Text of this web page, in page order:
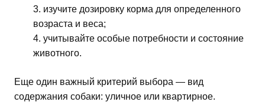
изучите дозировку корма для определенного
возраста и веса;
учитывайте особые потребности и состояние
животного.
Еще один важный критерий выбора — вид
содержания собаки: уличное или квартирное.